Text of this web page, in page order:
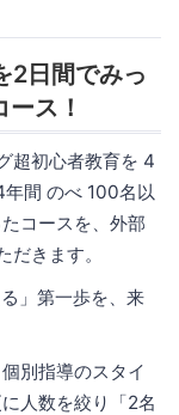
2日間でみっ
ス！
超初心者教育を 4
間 のべ 100名以
コースを、外部
きます。
」第一歩を、来
別指導のスタイ
人数を絞り「2名